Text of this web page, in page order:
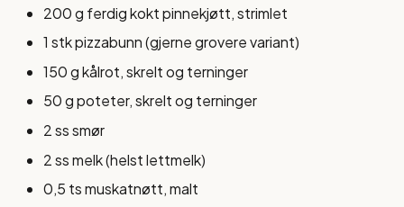
200 g ferdig kokt pinnekjøtt, strimlet
1 stk pizzabunn (gjerne grovere variant)
150 g kålrot, skrelt og terninger
50 g poteter, skrelt og terninger
2 ss smør
2 ss melk (helst lettmelk)
0,5 ts muskatnøtt, malt